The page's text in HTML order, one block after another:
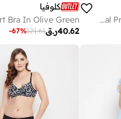
Clovia Padded Non-Wired Full Cup Floral Print T-Shirt Bra In Red
كلوفيا
ر.ق40.62
121.61
-67%